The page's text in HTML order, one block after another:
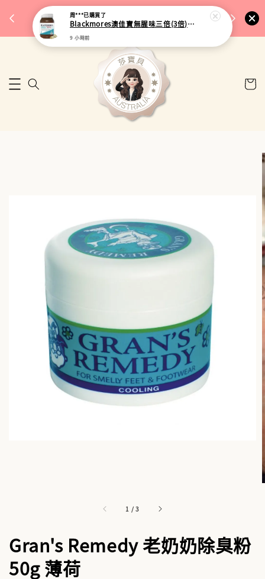
🎉 77購物節｜保健品滿額最低 91 折
來去逛逛
🚚 台
1 /3
Gran's Remedy 老奶奶除臭粉
50g 薄荷
周***已購買了
Blackmores澳佳寶無腥味三倍(3倍)濃縮加強型深海魚油 150粒
9 小時前